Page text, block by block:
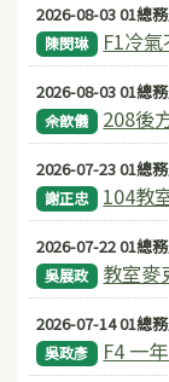
2026-08-03 01總
陳閔琳 F1冷氣
2026-08-03 01總
佘歆儀 208後
2026-07-23 01總
謝正忠 104教
2026-07-22 01總
吳展政 教室麥
2026-07-14 01總
吳政彥 F4 一